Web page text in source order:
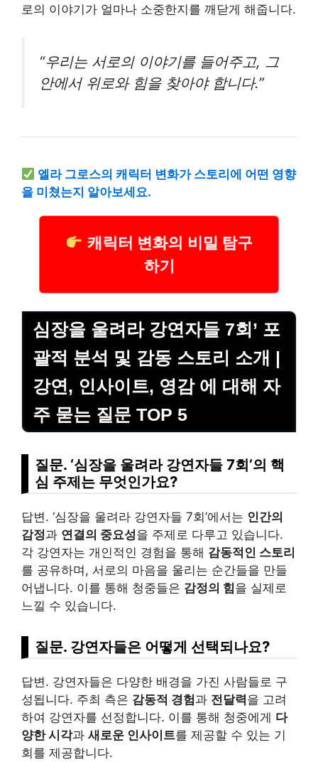
로의 이야기가 얼마나 소중한지를 깨닫게 해줍니다.
“우리는 서로의 이야기를 들어주고, 그
안에서 위로와 힘을 찾아야 합니다.”
엘라 그로스의 캐릭터 변화가 스토리에 어떤 영향
을 미쳤는지 알아보세요.
캐릭터 변화의 비밀 탐구
하기
심장을 울려라 강연자들 7회’ 포
괄적 분석 및 감동 스토리 소개 |
강연, 인사이트, 영감 에 대해 자
주 묻는 질문 TOP 5
질문. ‘심장을 울려라 강연자들 7회’의 핵
심 주제는 무엇인가요?
답변. ‘심장을 울려라 강연자들 7회’에서는 인간의
감정과 연결의 중요성을 주제로 다루고 있습니다.
각 강연자는 개인적인 경험을 통해 감동적인 스토리
를 공유하며, 서로의 마음을 울리는 순간들을 만들
어냅니다. 이를 통해 청중들은 감정의 힘을 실제로
느낄 수 있습니다.
질문. 강연자들은 어떻게 선택되나요?
답변. 강연자들은 다양한 배경을 가진 사람들로 구
성됩니다. 주최 측은 감동적 경험과 전달력을 고려
하여 강연자를 선정합니다. 이를 통해 청중에게 다
양한 시각과 새로운 인사이트를 제공할 수 있는 기
회를 제공합니다.